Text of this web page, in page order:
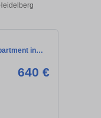
in…
640 €